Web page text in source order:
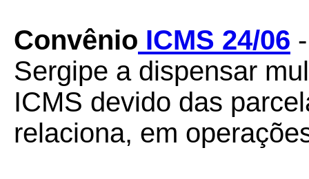
Convênio ICMS 24/06
Sergipe a dispensar
ICMS devido das
relaciona, em